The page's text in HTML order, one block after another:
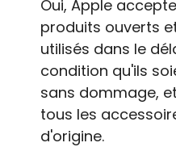
Oui, Apple
produits ouverts
utilisés dans le
condition qu'ils
sans dommage,
tous les
d'origine.